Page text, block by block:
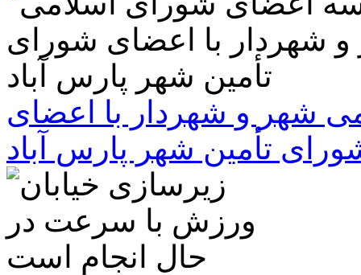
شهر و شهردار با اعضای
تأمین شهر پارس آباد